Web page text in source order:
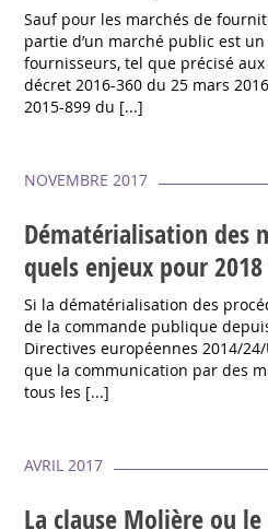
Sauf pour les marchés de
partie d’un marché public est
fournisseurs, tel que précisé
décret 2016-360 du 25 mars
2015-899 du [...]
NOVEMBRE 2017
Dématérialisation des
quels enjeux pour 2018
Si la dématérialisation des
de la commande publique
Directives européennes 2014/
que la communication par des
tous les [...]
AVRIL 2017
La clause Molière ou